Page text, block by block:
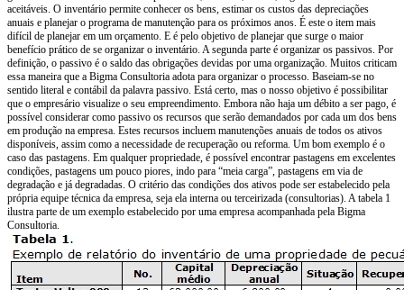
aceitáveis. O inventário permite conhecer os bens, estimar os custos das depreciações
anuais e planejar o programa de manutenção para os próximos anos. É este o item mais
difícil de planejar em um orçamento. E é pelo objetivo de planejar que surge o maior
benefício prático de se organizar o inventário. A segunda parte é organizar os passivos. Por
definição, o passivo é o saldo das obrigações devidas por uma organização. Muitos criticam
essa maneira que a Bigma Consultoria adota para organizar o processo. Baseiam-se no
sentido literal e contábil da palavra passivo. Está certo, mas o nosso objetivo é possibilitar
que o empresário visualize o seu empreendimento. Embora não haja um débito a ser pago, é
possível considerar como passivo os recursos que serão demandados por cada um dos bens
em produção na empresa. Estes recursos incluem manutenções anuais de todos os ativos
disponíveis, assim como a necessidade de recuperação ou reforma. Um bom exemplo é o
caso das pastagens. Em qualquer propriedade, é possível encontrar pastagens em excelentes
condições, pastagens um pouco piores, indo para “meia carga”, pastagens em via de
degradação e já degradadas. O critério das condições dos ativos pode ser estabelecido pela
própria equipe técnica da empresa, seja ela interna ou terceirizada (consultorias). A tabela 1
ilustra parte de um exemplo estabelecido por uma empresa acompanhada pela Bigma
Consultoria.